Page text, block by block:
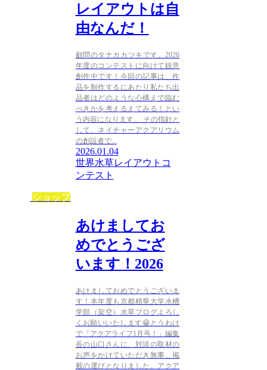
レイアウトは自
由なんだ！
顧問のタナカカツキです。2026
年度のコンテストに向けて鋭意
創作中です！今回の記事は、作
品を制作するにあたり私たち出
品者はどのような心構えで臨む
べきかを考えるえてみる！とい
う内容になります。 その指針と
して、ネイチャーアクアリウム
の創設者で...
2026.01.04
世界水草レイアウトコ
ンテスト
ショップ
あけましてお
めでとうござ
います！2026
あけましておめでとうございま
す！本年度も京都精華大学水槽
学部（架空）水草ブログよろし
くお願いいたします😁とうわけ
で「アクアライフ1月号！」編集
長の山口さんに、対談の取材の
お声をかけていただき無事、掲
載の運びとなりました。アクア